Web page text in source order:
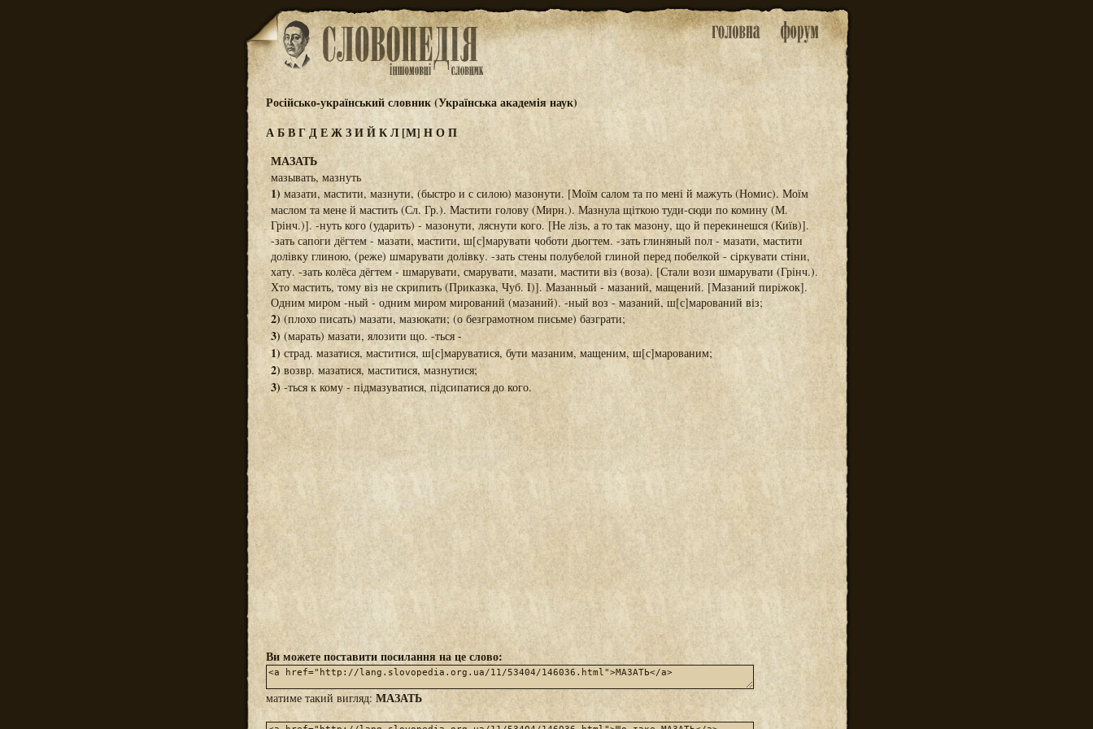
Російсько-український словник (Українська академія наук)
АБВГДЕЖЗИЙКЛ[М] НОП
МАЗАТЬ
мазывать, мазнуть
1) мазати, мастити, мазнути, (быстро и с силою) мазонути. [Моїм салом та по мені й мажуть (Номис). Моїм
маслом та мене й мастить (Сл. Гр.). Мастити голову (Мирн.). Мазнула щіткою туди-сюди по комину (М.
Грінч.)]. -нуть кого (ударить) - мазонути, ляснути кого. [Не лізь, а то так мазону, що й перекинешся (Київ)].
-зать сапоги дёгтем - мазати, мастити, ш[с]марувати чоботи дьогтем. -зать глиняный пол - мазати, мастити
долівку глиною, (реже) шмарувати долівку. -зать стены полубелой глиной перед побелкой - сіркувати стіни,
хату. -зать колёса дёгтем - шмарувати, смарувати, мазати, мастити віз (воза). [Стали вози шмарувати (Грінч.).
Хто мастить, тому віз не скрипить (Приказка, Чуб. I)]. Мазанный - мазаний, мащений. [Мазаний пиріжок].
Одним миром -ный - одним миром мирований (мазаний). -ный воз - мазаний, ш[с]марований віз;
2) (плохо писать) мазати, мазюкати; (о безграмотном письме) базграти;
3) (марать) мазати, ялозити що. -ться -
1) страд. мазатися, маститися, ш[с]маруватися, бути мазаним, мащеним, ш[с]марованим;
2) возвр. мазатися, маститися, мазнутися;
3) -ться к кому - підмазуватися, підсипатися до кого.
Ви можете поставити посилання на це слово:
матиме такий вигляд: МАЗАТЬ